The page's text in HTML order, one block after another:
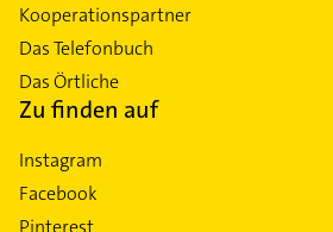
Kooperationspartner
Das Telefonbuch
Das Örtliche
Zu finden auf
Instagram
Facebook
Pinterest